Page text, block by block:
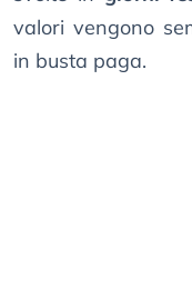
valori vengono
in busta paga.